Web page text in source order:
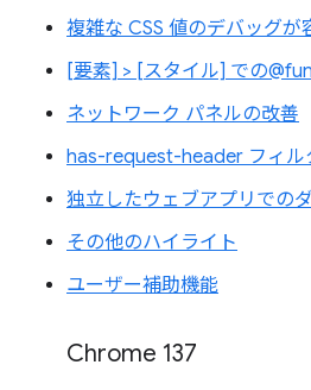
複雑な CSS 値のデバッグが
[要素] > [スタイル] での
ネットワーク パネルの改善
has-request-header フィル
独立したウェブアプリでの
その他のハイライト
ユーザー補助機能
Chrome 137